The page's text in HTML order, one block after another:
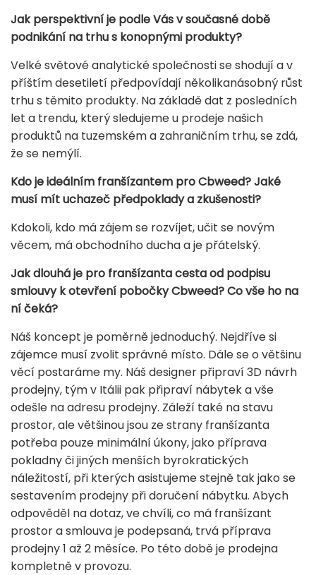
Jak perspektivní je podle Vás v současné době
podnikání na trhu s konopnými produkty?
Velké světové analytické společnosti se shodují a v
příštím desetiletí předpovídají několikanásobný růst
trhu s těmito produkty. Na základě dat z posledních
let a trendu, který sledujeme u prodeje našich
produktů na tuzemském a zahraničním trhu, se zdá,
že se nemýlí.
Kdo je ideálním franšízantem pro Cbweed? Jaké
musí mít uchazeč předpoklady a zkušenosti?
Kdokoli, kdo má zájem se rozvíjet, učit se novým
věcem, má obchodního ducha a je přátelský.
Jak dlouhá je pro franšízanta cesta od podpisu
smlouvy k otevření pobočky Cbweed? Co vše ho na
ní čeká?
Náš koncept je poměrně jednoduchý. Nejdříve si
zájemce musí zvolit správné místo. Dále se o většinu
věcí postaráme my. Náš designer připraví 3D návrh
prodejny, tým v Itálii pak připraví nábytek a vše
odešle na adresu prodejny. Záleží také na stavu
prostor, ale většinou jsou ze strany franšízanta
potřeba pouze minimální úkony, jako příprava
pokladny či jiných menších byrokratických
náležitostí, při kterých asistujeme stejně tak jako se
sestavením prodejny při doručení nábytku. Abych
odpověděl na dotaz, ve chvíli, co má franšízant
prostor a smlouva je podepsaná, trvá příprava
prodejny 1 až 2 měsíce. Po této době je prodejna
kompletně v provozu.